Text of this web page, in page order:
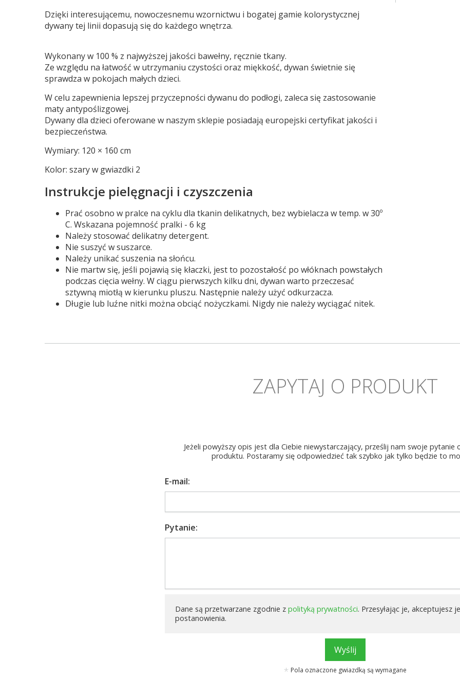
Dzięki interesującemu, nowoczesnemu wzornictwu i bogatej gamie kolorystycznej
dywany tej linii dopasują się do każdego wnętrza.
Wykonany w 100 % z najwyższej jakości bawełny, ręcznie tkany.
Ze względu na łatwość w utrzymaniu czystości oraz miękkość, dywan świetnie się
sprawdza w pokojach małych dzieci.
W celu zapewnienia lepszej przyczepności dywanu do podłogi, zaleca się zastosowanie
maty antypoślizgowej.
Dywany dla dzieci oferowane w naszym sklepie posiadają europejski certyfikat jakości i
bezpieczeństwa.
Wymiary: 120 × 160 cm
Kolor: szary w gwiazdki 2
Instrukcje pielęgnacji i czyszczenia
Prać osobno w pralce na cyklu dla tkanin delikatnych, bez wybielacza w temp. w 30º
C. Wskazana pojemność pralki - 6 kg
Należy stosować delikatny detergent.
Nie suszyć w suszarce.
Należy unikać suszenia na słońcu.
Nie martw się, jeśli pojawią się kłaczki, jest to pozostałość po włóknach powstałych
podczas cięcia wełny. W ciągu pierwszych kilku dni, dywan warto przeczesać
sztywną miotłą w kierunku pluszu. Następnie należy użyć odkurzacza.
Długie lub luźne nitki można obciąć nożyczkami. Nigdy nie należy wyciągać nitek.
ZAPYTAJ O PRODUKT
Jeżeli powyższy opis jest dla Ciebie niewystarczający, prześlij nam swoje pytanie
produktu. Postaramy się odpowiedzieć tak szybko jak tylko będzie to
E-mail:
Pytanie:
Dane są przetwarzane zgodnie z polityką prywatności. Przesyłając je, akceptujesz
postanowienia.
Wyślij
Pola oznaczone gwiazdką są wymagane